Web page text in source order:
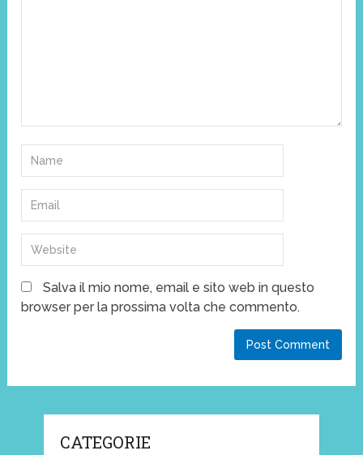
Salva il mio nome, email e sito web in questo
browser per la prossima volta che commento.
CATEGORIE